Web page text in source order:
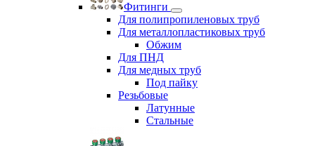
Фитинги
Для полипропиленовых труб
Для металлопластиковых труб
Обжим
Для ПНД
Для медных труб
Под пайку
Резьбовые
Латунные
Cтальные